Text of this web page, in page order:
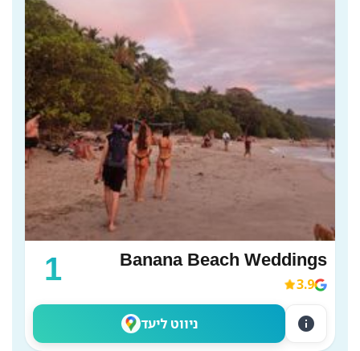
1 Banana Beach Weddings
3.9
ניווט ליעד info